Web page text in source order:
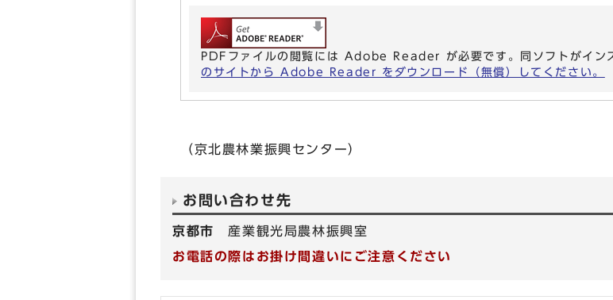
PDFファイルの閲覧には Adobe Reader が必要です。同ソフトがイン
のサイトから Adobe Reader をダウンロード（無償）してください。
（京北農林業振興センター）
お問い合わせ先
京都市 産業観光局農林振興室
お電話の際はお掛け間違いにご注意ください